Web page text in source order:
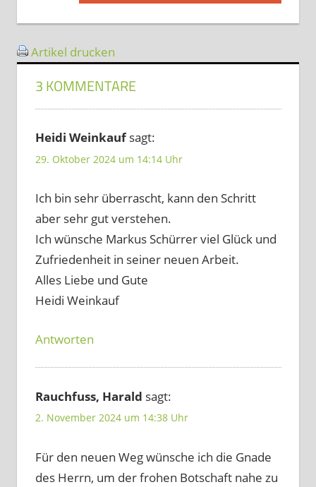
Beitrag:
Artikel drucken
3 KOMMENTARE
Heidi Weinkauf sagt:
29. Oktober 2024 um 14:14 Uhr
Ich bin sehr überrascht, kann den Schritt
aber sehr gut verstehen.
Ich wünsche Markus Schürrer viel Glück und
Zufriedenheit in seiner neuen Arbeit.
Alles Liebe und Gute
Heidi Weinkauf
Antworten
Rauchfuss, Harald sagt:
2. November 2024 um 14:38 Uhr
Für den neuen Weg wünsche ich die Gnade
des Herrn, um der frohen Botschaft nahe zu